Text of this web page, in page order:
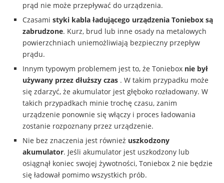
prąd nie może przepływać do urządzenia.
Czasami styki kabla ładującego urządzenia Toniebox są
zabrudzone. Kurz, brud lub inne osady na metalowych
powierzchniach uniemożliwiają bezpieczny przepływ
prądu.
Innym typowym problemem jest to, że Toniebox nie był
używany przez dłuższy czas . W takim przypadku może
się zdarzyć, że akumulator jest głęboko rozładowany. W
takich przypadkach minie trochę czasu, zanim
urządzenie ponownie się włączy i proces ładowania
zostanie rozpoznany przez urządzenie.
Nie bez znaczenia jest również uszkodzony
akumulator. Jeśli akumulator jest uszkodzony lub
osiągnął koniec swojej żywotności, Toniebox 2 nie będzie
się ładował pomimo wszystkich prób.